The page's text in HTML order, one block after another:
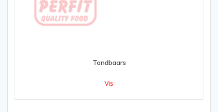
Tandbaars
Vis